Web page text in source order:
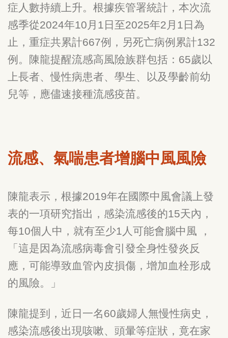
症人數持續上升。根據疾管署統計，本次流
感季從2024年10 月 1 日至2025年2 月 1 日為
止，重症共累計667例，另死亡病例累計132
例。陳龍提醒流感高風險族群包括： 65歲以
上長者、慢性病患者、學生、以及學齡前幼
兒等，應儘速接種流感疫苗。
流感、氣喘患者增腦中風風險
陳龍表示，根據2019年在國際中風會議上發
表的一項研究指出，感染流感後的15天內，
每10個人中，就有至少1人可能會腦中風
，
「這是因為流感病毒會引發全身性發炎反
應，可能導致血管內皮損傷，增加血栓形成
的風險。」
陳龍提到，近日一名60歲婦人無慢性病史，
感染流感後出現咳嗽、頭暈等症狀，竟在家